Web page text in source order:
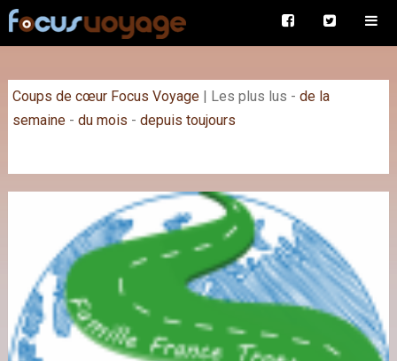
Coups de cœur Focus Voyage| Les plus lus - de la
semaine - du mois - depuis toujours